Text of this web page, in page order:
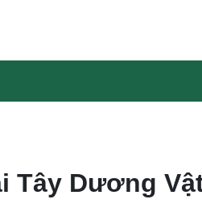
Tây Dương